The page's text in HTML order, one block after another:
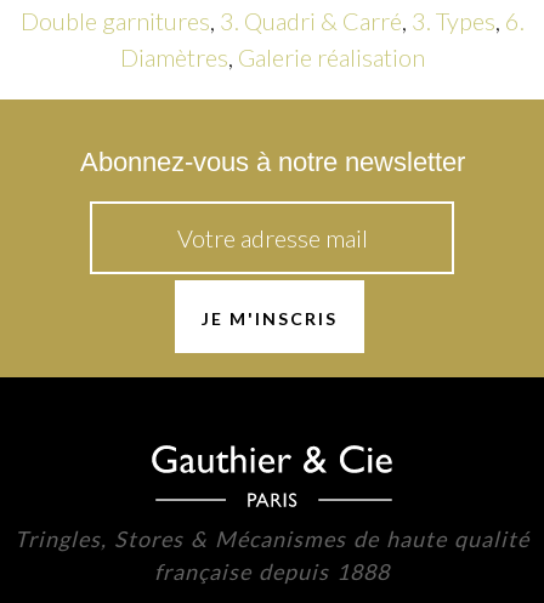
Double garnitures 3. Quadri & Carré 3. Types 6.
Diamètres Galerie réalisation
Abonnez-vous à notre newsletter
Tringles, Stores & Mécanismes de haute qualité
française depuis 1888